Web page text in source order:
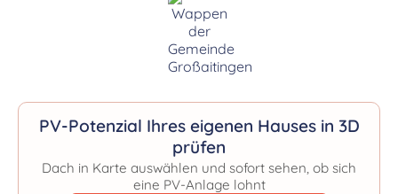
PV-Potenzial Ihres eigenen Hauses in 3D
prüfen
Dach in Karte auswählen und sofort sehen, ob sich
eine PV-Anlage lohnt